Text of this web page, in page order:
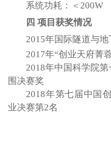
系统功耗：＜200W
四 项目获奖情况
2015年国际隧道与
2017年“创业天府菁
2018年中国科学院
围决赛奖
2018年第七届中国
业决赛第2名